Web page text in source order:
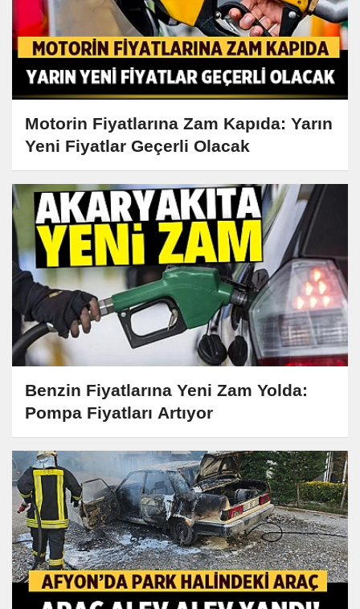
Motorin Fiyatlarına Zam Kapıda: Yarın
Yeni Fiyatlar Geçerli Olacak
Benzin Fiyatlarına Yeni Zam Yolda:
Pompa Fiyatları Artıyor